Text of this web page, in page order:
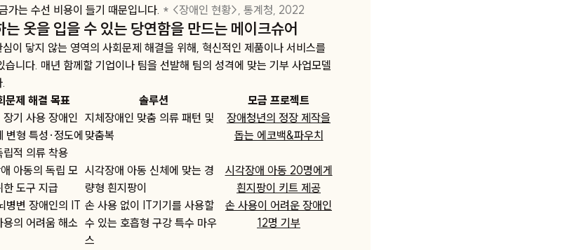
가는 수선 비용이 들기 때문입니다. * <장애인 현황>, 통계청, 2022
옷을 입을 수 있는 당연함을 만드는 메이크슈어
이 닿지 않는 영역의 사회문제 해결을 위해, 혁신적인 제품이나 서비스를
습니다. 매년 함께할 기업이나 팀을 선발해 팀의 성격에 맞는 기부 사업모델
문제 해결 목표 솔루션
모금 프로젝트
장기 사용 장애인
변형 특성·정도에
립적 의류 착용
지체장애인 맞춤 의류 패턴 및
맞춤복
장애청년의 정장 제작을
돕는 에코백&파우치
아동의 독립 모
한 도구 지급
시각장애 아동 신체에 맞는 경
량형 흰지팡이
시각장애 아동 20명에게
흰지팡이 키트 제공
병변 장애인의 IT
용의 어려움 해소
손 사용 없이 IT기기를 사용할
수 있는 호흡형 구강 특수 마우
스
손 사용이 어려운 장애인
12명 기부